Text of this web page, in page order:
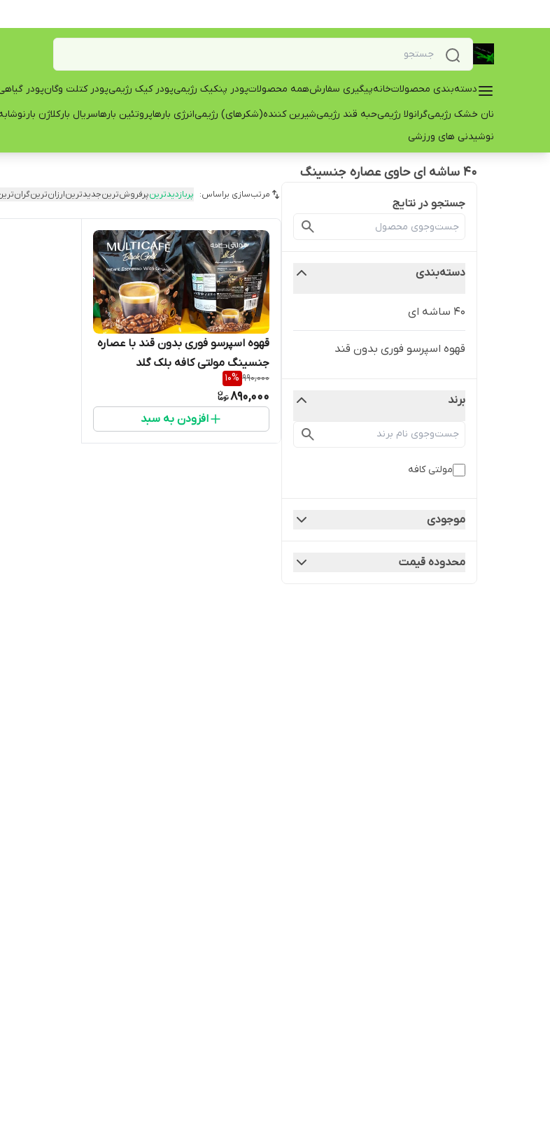
دسته‌بندی محصولاتخانهپیگیری سفارشهمه محصولاتپودر پنکیک رژیمیپودر کیک رژیمیپودر کتلت وگانپودر
نان خشک رژیمیگرانولا رژیمیحبه قند رژیمیشیرین کننده(شکرهای) رژیمیانرژی بارهاپروتئین بارهاسریال بارکلاژن بار
نوشیدنی های ورزشی
۴۰ ساشه ای حاوی عصاره جنسینگ
جستجو در نتایج
دسته‌بندی
40 ساشه ای
قهوه اسپرسو فوری بدون قند
برند
مولتی کافه
موجودی
محدوده قیمت
مرتب‌سازی براساس: پربازدیدترینپرفروش‌ترینجدیدترینارزان‌ترین
قهوه اسپرسو فوری بدون قند با عصاره
جنسینگ مولتی کافه بلک گلد
990,000
10%
890,000
افزودن به سبد